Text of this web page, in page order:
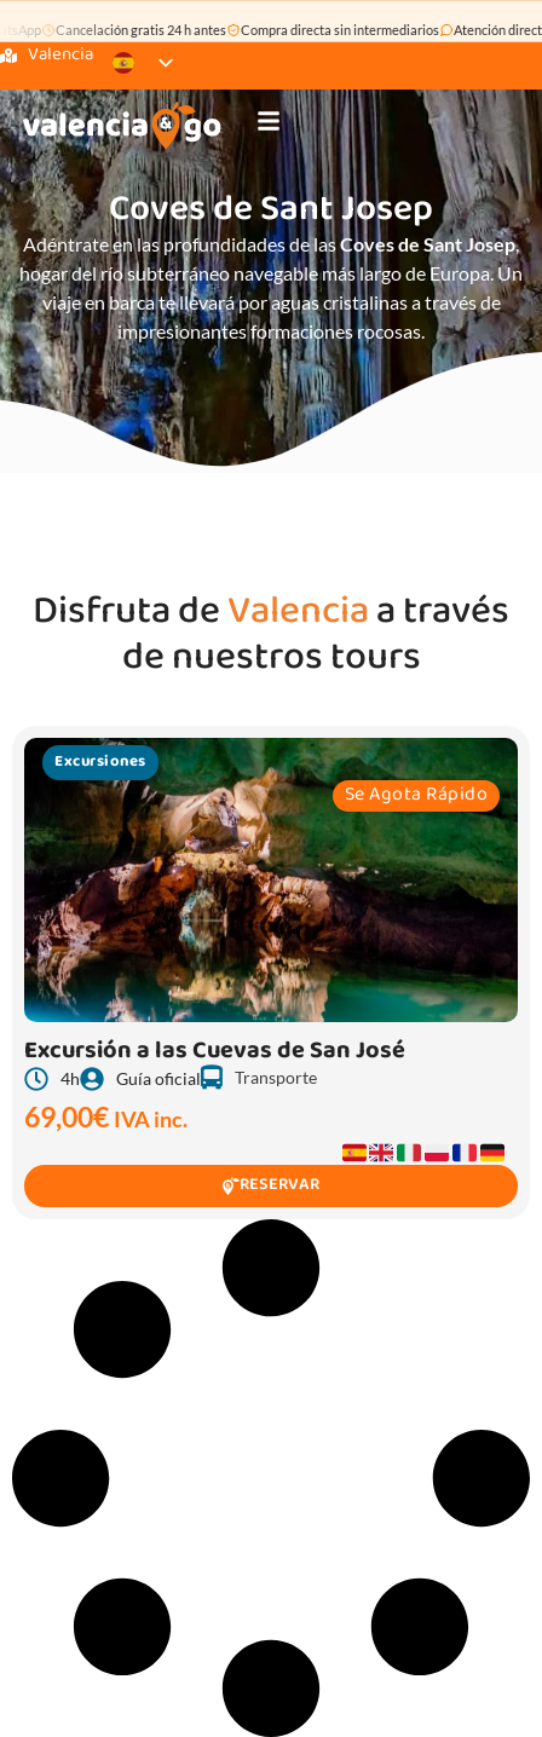
Cancelación gratis 24 h antes Compra directa sin intermediarios Atención directa
Valencia
Coves de Sant Josep
Adéntrate en las profundidades de lasCoves de Sant Josep,
hogar del río subterráneo navegable más largo de Europa. Un
viaje en barca te llevará por aguas cristalinas a través de
impresionantes formaciones rocosas.
Disfruta deValenciaa través
de nuestros tours
Excursiones
Se Agota Rápido
Excursión a las Cuevas de San José
4h Guía oficial Transporte
69,00€ IVA inc.
RESERVAR